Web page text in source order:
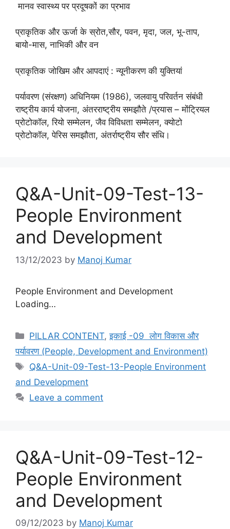
मानव स्वास्थ्य पर प्रदूषकों का प्रभाव
प्राकृतिक और ऊर्जा के स्रोत,सौर, पवन, मृदा, जल, भू-ताप,
बायो-मास, नाभिकी और वन
प्राकृतिक जोखिम और आपदाएं : न्यूनीकरण की युक्तियां
पर्यावरण (संरक्षण) अधिनियम (1986), जलवायु परिवर्तन संबंधी
राष्ट्रीय कार्य योजना, अंतरराष्ट्रीय समझौते /प्रयास – मोंट्रियल
प्रोटोकॉल, रियो सम्मेलन, जैव विविधता सम्मेलन, क्योटो
प्रोटोकॉल, पेरिस समझौता, अंतर्राष्ट्रीय सौर संधि।
Q&A-Unit-09-Test-13-
People Environment
and Development
13/12/2023 by Manoj Kumar
People Environment and Development
Loading…
Categories
PILLAR CONTENT,इकाई -09 लोग विकास और
पर्यावरण (People, Development and Environment)
Tags
Q&A-Unit-09-Test-13-People Environment
and Development
Leave a comment
Q&A-Unit-09-Test-12-
People Environment
and Development
09/12/2023 by Manoj Kumar